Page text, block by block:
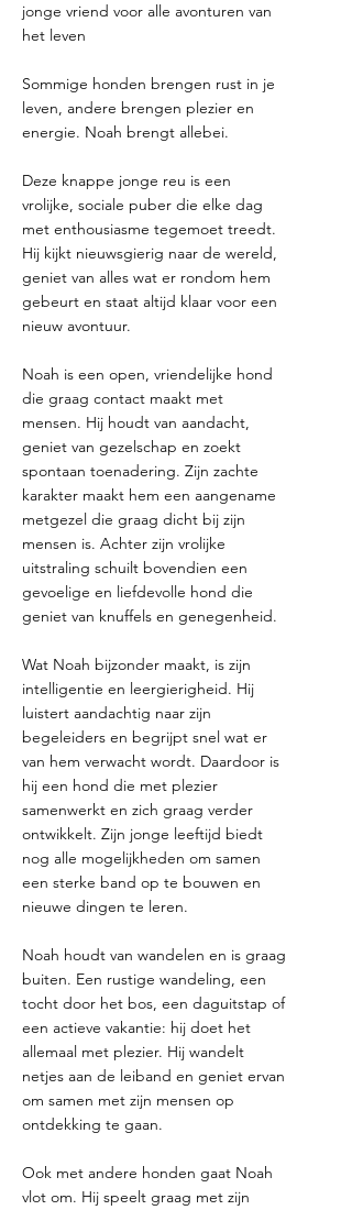
jonge vriend voor alle avonturen van
het leven
Sommige honden brengen rust in je
leven, andere brengen plezier en
energie. Noah brengt allebei.
Deze knappe jonge reu is een
vrolijke, sociale puber die elke dag
met enthousiasme tegemoet treedt.
Hij kijkt nieuwsgierig naar de wereld,
geniet van alles wat er rondom hem
gebeurt en staat altijd klaar voor een
nieuw avontuur.
Noah is een open, vriendelijke hond
die graag contact maakt met
mensen. Hij houdt van aandacht,
geniet van gezelschap en zoekt
spontaan toenadering. Zijn zachte
karakter maakt hem een aangename
metgezel die graag dicht bij zijn
mensen is. Achter zijn vrolijke
uitstraling schuilt bovendien een
gevoelige en liefdevolle hond die
geniet van knuffels en genegenheid.
Wat Noah bijzonder maakt, is zijn
intelligentie en leergierigheid. Hij
luistert aandachtig naar zijn
begeleiders en begrijpt snel wat er
van hem verwacht wordt. Daardoor is
hij een hond die met plezier
samenwerkt en zich graag verder
ontwikkelt. Zijn jonge leeftijd biedt
nog alle mogelijkheden om samen
een sterke band op te bouwen en
nieuwe dingen te leren.
Noah houdt van wandelen en is graag
buiten. Een rustige wandeling, een
tocht door het bos, een daguitstap of
een actieve vakantie: hij doet het
allemaal met plezier. Hij wandelt
netjes aan de leiband en geniet ervan
om samen met zijn mensen op
ontdekking te gaan.
Ook met andere honden gaat Noah
vlot om. Hij speelt graag met zijn